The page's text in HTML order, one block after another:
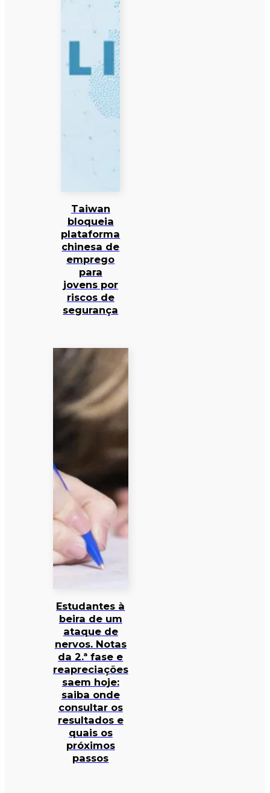
Taiwan
bloqueia
plataforma
chinesa de
emprego
para
jovens por
riscos de
segurança
Estudantes à
beira de um
ataque de
nervos. Notas
da 2.ª fase e
reapreciações
saem hoje:
saiba onde
consultar os
resultados e
quais os
próximos
passos